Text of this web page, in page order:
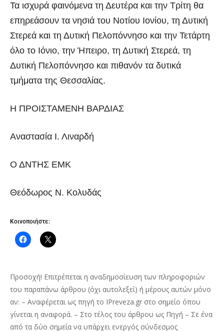
Τα ισχυρά φαινόμενα τη Δευτέρα και την Τρίτη θα
επηρεάσουν τα νησιά του Νοτίου Ιονίου, τη Δυτική
Στερεά και τη Δυτική Πελοπόννησο και την Τετάρτη
όλο το Ιόνιο, την Ήπειρο, τη Δυτική Στερεά, τη
Δυτική Πελοπόννησο και πιθανόν τα δυτικά
τμήματα της Θεσσαλίας.
Η ΠΡΟΙΣΤΑΜΕΝΗ ΒΑΡΔΙΑΣ
Αναστασία Ι. Λιναρδή
Ο ΔΝΤΗΣ ΕΜΚ
Θεόδωρος Ν. Κολυδάς
Κοινοποιήστε:
Προσοχή! Επιτρέπεται η αναδημοσίευση των πληροφοριών
του παραπάνω άρθρου (όχι αυτολεξεί) ή μέρους αυτών μόνο
αν: – Αναφέρεται ως πηγή το IPreveza.gr στο σημείο όπου
γίνεται η αναφορά. – Στο τέλος του άρθρου ως Πηγή – Σε ένα
από τα δύο σημεία να υπάρχει ενεργός σύνδεσμος